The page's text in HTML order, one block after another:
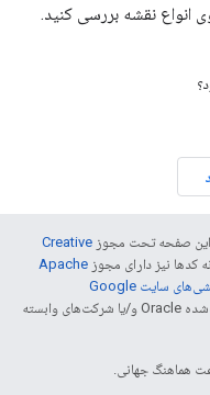
نقشه بررسی کنید.
صفحه تحت مجوزCreative
نیز دارای مجوزApache
خطمشی‌های سایت Google
مراجعه کنید. جاوا علامت تجاری ثبت‌شده Oracle و/یا شرکت‌های وابسته